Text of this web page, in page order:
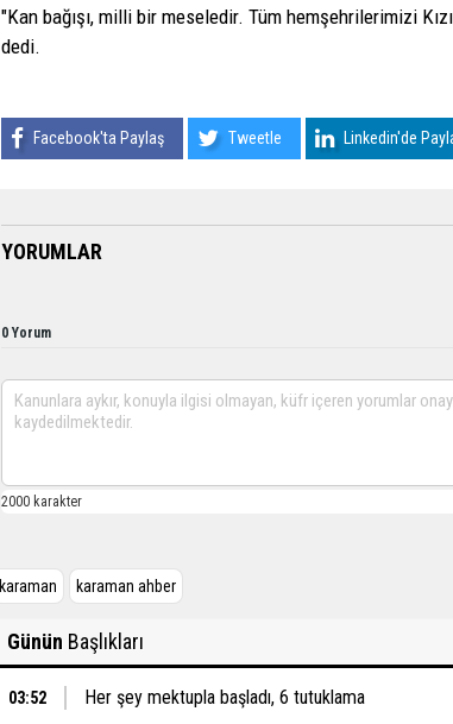
"Kan bağışı, milli bir meseledir. Tüm hemşehrilerimizi
dedi.
Facebook'ta Paylaş Tweetle Linkedin'de
YORUMLAR
0 Yorum
karaman karaman ahber
Günün Başlıkları
03:52 Her şey mektupla başladı, 6 tutuklama